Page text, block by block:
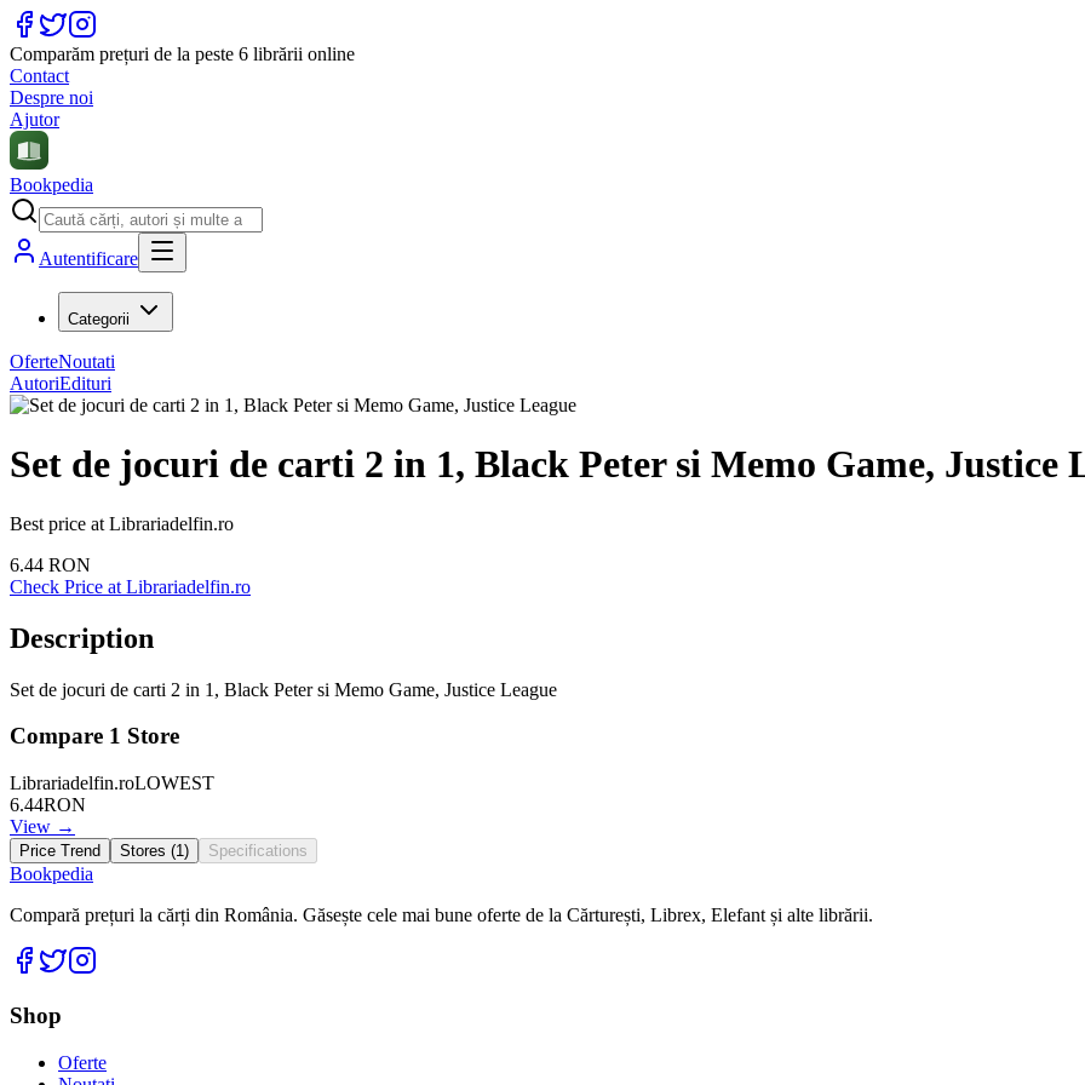
Comparăm prețuri de la peste 6 librării online
Contact
Despre noi
Ajutor
Bookpedia
Autentificare
Categorii
OferteNoutati
AutoriEdituri
Set de jocuri de carti 2 in 1, Black Peter si Memo Game, Justice
Best price at Librariadelfin.ro
6.44 RON
Check Price at Librariadelfin.ro
Description
Set de jocuri de carti 2 in 1, Black Peter si Memo Game, Justice League
Compare 1 Store
Librariadelfin.roLOWEST
6.44RON
View →
Price Trend Stores (1) Specifications
Bookpedia
Compară prețuri la cărți din România. Găsește cele mai bune oferte de la Cărturești, Librex, Elefant și alte librării.
Facebook
Twitter
Shop
Oferte